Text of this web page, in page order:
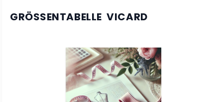
GRÖSSENTABELLE VICARD